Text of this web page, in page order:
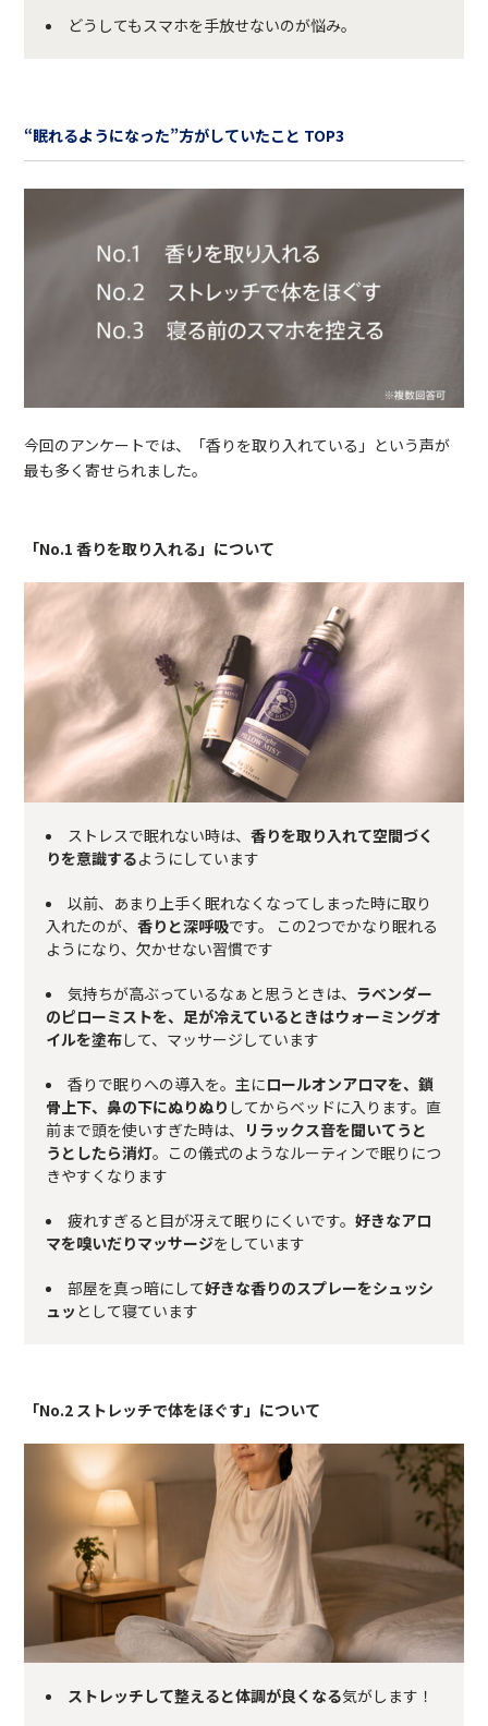
どうしてもスマホを手放せないのが悩み。
“眠れるようになった”方がしていたこと TOP3
今回のアンケートでは、「香りを取り入れている」という声が
最も多く寄せられました。
「No.1 香りを取り入れる」について
ストレスで眠れない時は、香りを取り入れて空間づく
りを意識するようにしています
以前、あまり上手く眠れなくなってしまった時に取り
入れたのが、香りと深呼吸です。 この2つでかなり眠れる
ようになり、欠かせない習慣です
気持ちが高ぶっているなぁと思うときは、 ラベンダー
のピローミストを、足が冷えているときはウォーミングオ
イルを塗布して、マッサージしています
香りで眠りへの導入を。主にロールオンアロマを、鎖
骨上下、鼻の下にぬりぬり してからベッドに入ります。直
前まで頭を使いすぎた時は、
リラックス音を聞いてうと
うとしたら消灯。この儀式のようなルーティンで眠りにつ
きやすくなります
疲れすぎると目が冴えて眠りにくいです。好きなアロ
マを嗅いだりマッサージをしています
部屋を真っ暗にして好きな香りのスプレーをシュッシ
ュッ として寝ています
「No.2 ストレッチで体をほぐす」について
ストレッチして整えると体調が良くなる気がします！